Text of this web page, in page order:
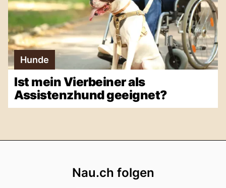
Hunde
Ist mein Vierbeiner als
Assistenzhund geeignet?
Nau.ch folgen